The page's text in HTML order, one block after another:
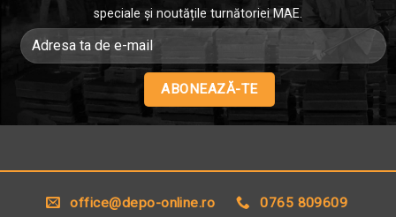
speciale și noutățile turnătoriei MAE.
Alternative:
office@depo-online.ro 0765 809609